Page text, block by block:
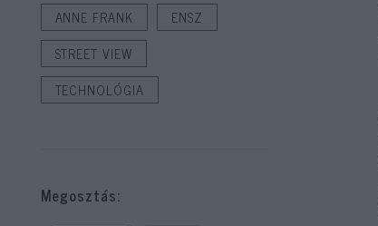
ANNE FRANK
ENSZ
STREET VIEW
TECHNOLÓGIA
Megosztás: